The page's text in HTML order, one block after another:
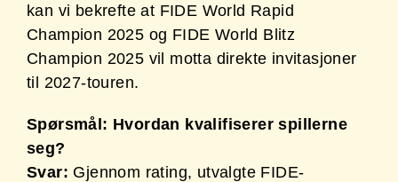
kan vi bekrefte at FIDE World Rapid
Champion 2025 og FIDE World Blitz
Champion 2025 vil motta direkte invitasjoner
til 2027-touren.
Spørsmål: Hvordan kvalifiserer spillerne
seg?
Svar: Gjennom rating, utvalgte FIDE-